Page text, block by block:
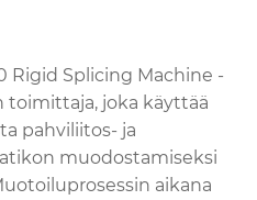
Rigid Splicing Machine -
joka käyttää
pahviliitos- ja
muodostamiseksi
aikana